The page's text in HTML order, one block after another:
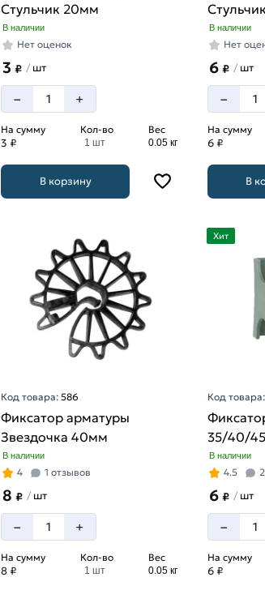
Стульчик 20мм
В наличии
Нет оценок
3₽ / шт
– +
На сумму
3 ₽
Кол-во
1 шт
Вес
0.05 кг
В корзину
В наличии
Нет
6 ₽ /шт
–
На сумму
6 ₽
В
Код товара:586
Фиксатор арматуры
Звездочка 40мм
В наличии
4 1 отзывов
8₽ / шт
– +
На сумму
8 ₽
Кол-во
1 шт
Вес
0.05 кг
Хит
Код
35/40/
В наличии
4.5
6 ₽ /шт
–
На сумму
6 ₽